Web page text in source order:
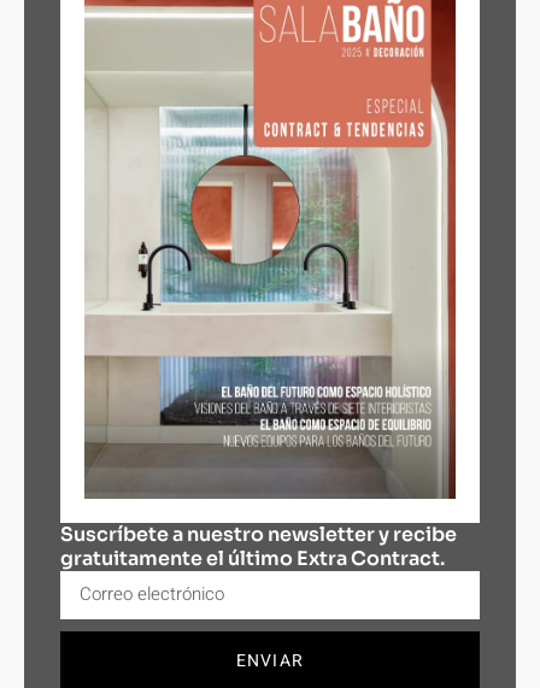
Suscríbete a nuestro newsletter y recibe
gratuitamente el último Extra Contract.
ENVIAR